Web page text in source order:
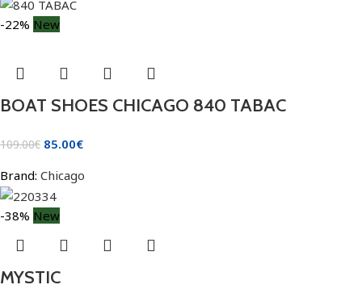
-22% New
BOAT SHOES CHICAGO 840 TABAC
109.00€ 85.00€
Brand: Chicago
-38% New
MYSTIC